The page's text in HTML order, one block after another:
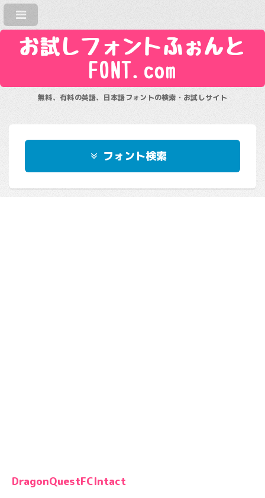
お試しフォントふぉんと
FONT.com
無料、有料の英語、日本語フォントの検索・お試しサイト
フォント検索
DragonQuestFCIntact